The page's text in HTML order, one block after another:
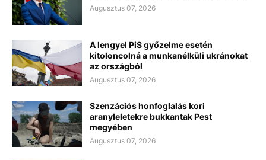
Augusztus 07, 2026
A lengyel PiS győzelme esetén
kitoloncolná a munkanélküli ukránokat
az országból
Augusztus 07, 2026
Szenzációs honfoglalás kori
aranyleletekre bukkantak Pest
megyében
Augusztus 07, 2026